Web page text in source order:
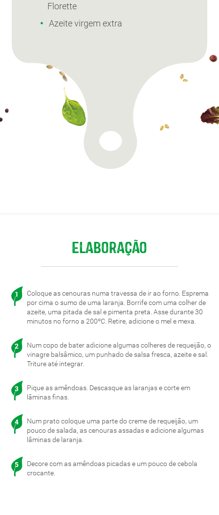
Elaboração
Coloque as cenouras numa travessa de ir ao forno. Esprema
por cima o sumo de uma laranja. Borrife com uma colher de
azeite, uma pitada de sal e pimenta preta. Asse durante 30
minutos no forno a 200ºC. Retire, adicione o mel e mexa.
Num copo de bater adicione algumas colheres de requeijão, o
vinagre balsâmico, um punhado de salsa fresca, azeite e sal.
Triture até integrar.
Pique as amêndoas. Descasque as laranjas e corte em
lâminas finas.
Num prato coloque uma parte do creme de requeijão, um
pouco de salada, as cenouras assadas e adicione algumas
lâminas de laranja.
Decore com as amêndoas picadas e um pouco de cebola
crocante.
Florette
Azeite virgem extra